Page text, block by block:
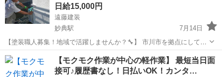
日給15,000円
遠藤建装
妙典駅
7月14日
【塗装職人募集！地域で活躍しませんか？🔧】 市川市を拠点にして外
壁塗装・屋根塗装を行う遠藤建装では 新たに塗装職人を募集していま
す🎨 お仕事にしっかり取り組めて元気のある方が対象です。 また、日
本人の方限定での募集に...
千葉 妙典駅 その他 外壁塗装
【モクモク作業が中心の軽作業】 最短当日面
接可♪履歴書なし！日払いOK！カンタ…